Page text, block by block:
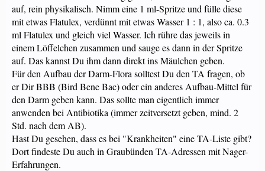
auf, rein physikalisch. Nimm eine 1 ml-Spritze und fülle diese
mit etwas Flatulex, verdünnt mit etwas Wasser 1 : 1, also ca. 0.3
ml Flatulex und gleich viel Wasser. Ich rühre das jeweils in
einem Löffelchen zusammen und sauge es dann in der Spritze
auf. Das kannst Du ihm dann direkt ins Mäulchen geben.
Für den Aufbau der Darm-Flora solltest Du den TA fragen, ob
er Dir BBB (Bird Bene Bac) oder ein anderes Aufbau-Mittel für
den Darm geben kann. Das sollte man eigentlich immer
anwenden bei Antibiotika (immer zeitversetzt geben, mind. 2
Std. nach dem AB).
Hast Du gesehen, dass es bei "Krankheiten" eine TA-Liste gibt?
Dort findeste Du auch in Graubünden TA-Adressen mit Nager-
Erfahrungen.